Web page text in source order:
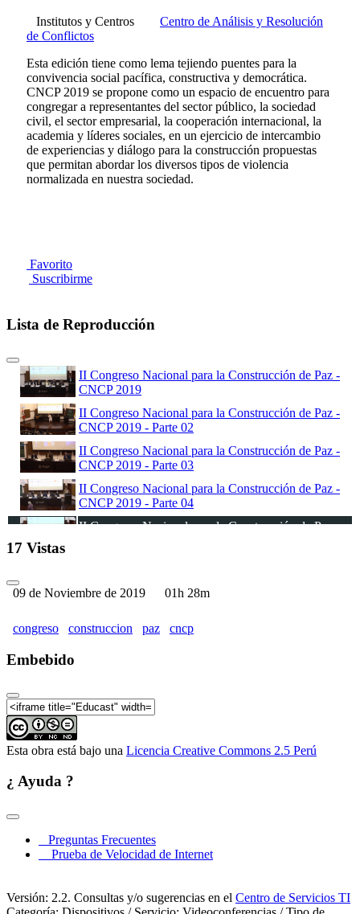
Institutos y Centros
Centro de Análisis y Resolución
de Conflictos
Esta edición tiene como lema tejiendo puentes para la
convivencia social pacífica, constructiva y democrática.
CNCP 2019 se propone como un espacio de encuentro para
congregar a representantes del sector público, la sociedad
civil, el sector empresarial, la cooperación internacional, la
academia y líderes sociales, en un ejercicio de intercambio
de experiencias y diálogo para la construcción propuestas
que permitan abordar los diversos tipos de violencia
normalizada en nuestra sociedad.
Favorito
Suscribirme
Lista de Reproducción
II Congreso Nacional para la Construcción de Paz -
CNCP 2019
II Congreso Nacional para la Construcción de Paz -
CNCP 2019 - Parte 02
II Congreso Nacional para la Construcción de Paz -
CNCP 2019 - Parte 03
II Congreso Nacional para la Construcción de Paz -
CNCP 2019 - Parte 04
II Congreso Nacional para la Construcción de Paz -
II Congreso Nacional para la Construcción de Paz -
17 Vistas
09 de Noviembre de 2019 01h 28m
congreso construccion paz cncp
Embebido
Esta obra está bajo una Licencia Creative Commons 2.5 Perú
¿ Ayuda ?
Preguntas Frecuentes
Prueba de Velocidad de Internet
Versión: 2.2. Consultas y/o sugerencias en el Centro de Servicios TI